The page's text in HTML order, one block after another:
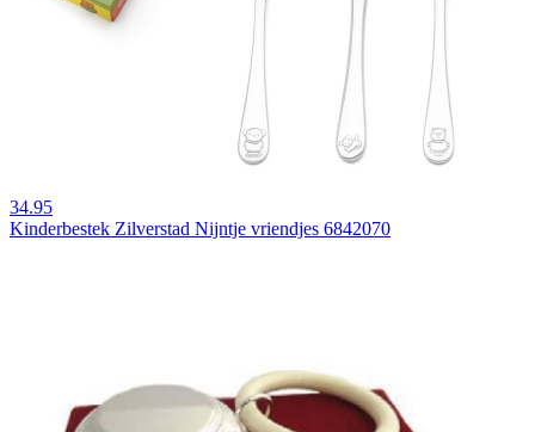
34.95
Kinderbestek Zilverstad Nijntje vriendjes 6842070